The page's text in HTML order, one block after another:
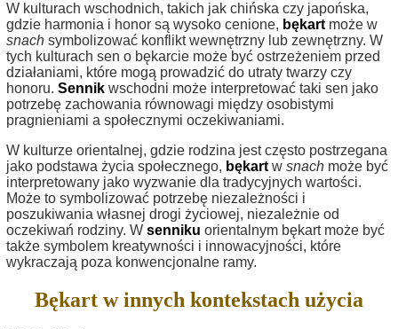
W kulturach wschodnich, takich jak chińska czy japońska,
gdzie harmonia i honor są wysoko cenione, bękart może w
snach symbolizować konflikt wewnętrzny lub zewnętrzny. W
tych kulturach sen o bękarcie może być ostrzeżeniem przed
działaniami, które mogą prowadzić do utraty twarzy czy
honoru. Sennik wschodni może interpretować taki sen jako
potrzebę zachowania równowagi między osobistymi
pragnieniami a społecznymi oczekiwaniami.
W kulturze orientalnej, gdzie rodzina jest często postrzegana
jako podstawa życia społecznego, bękart w snach może być
interpretowany jako wyzwanie dla tradycyjnych wartości.
Może to symbolizować potrzebę niezależności i
poszukiwania własnej drogi życiowej, niezależnie od
oczekiwań rodziny. W senniku orientalnym bękart może być
także symbolem kreatywności i innowacyjności, które
wykraczają poza konwencjonalne ramy.
Bękart w innych kontekstach użycia